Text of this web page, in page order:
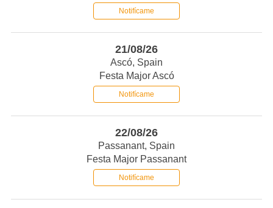
Notifícame
21/08/26
Ascó, Spain
Festa Major Ascó
Notifícame
22/08/26
Passanant, Spain
Festa Major Passanant
Notifícame